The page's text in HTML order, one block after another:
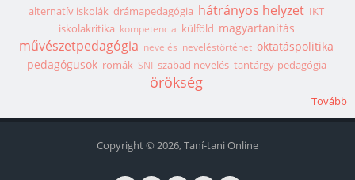
alternatív iskolák drámapedagógia hátrányos helyzet IKT
iskolakritika kompetencia külföld magyartanítás
művészetpedagógia nevelés neveléstörténet oktatáspolitika
pedagógusok romák SNI szabad nevelés tantárgy-pedagógia
örökség
Tovább
Copyright © 2026, Taní-tani Online